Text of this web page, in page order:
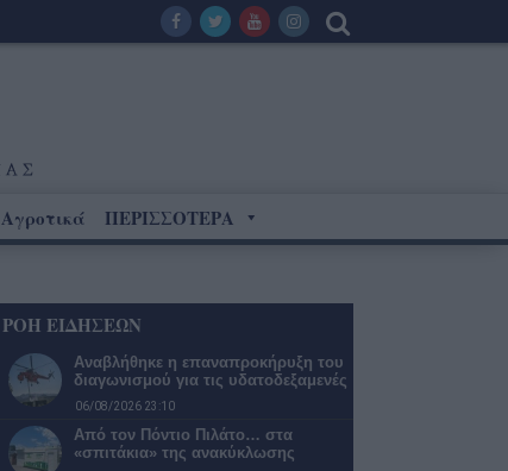
Αγροτικά ΠΕΡΙΣΣΟΤΕΡΑ
ΡΟΗ ΕΙΔΗΣΕΩΝ
Αναβλήθηκε η επαναπροκήρυξη του
διαγωνισμού για τις υδατοδεξαμενές
06/08/2026 23:10
Από τον Πόντιο Πιλάτο… στα
«σπιτάκια» της ανακύκλωσης